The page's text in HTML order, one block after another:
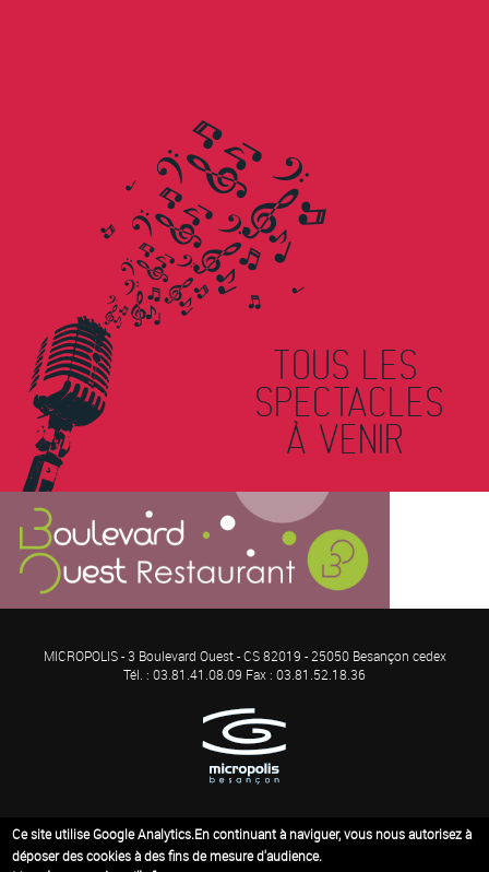
TOUS LES
SPECTACLES
À VENIR
MICROPOLIS - 3 Boulevard Ouest - CS 82019 - 25050 Besançon cedex
Tél. : 03.81.41.08.09 Fax : 03.81.52.18.36
MENTIONS LÉGALES
Ce site utilise Google Analytics.En continuant à naviguer, vous nous autorisez à
déposer des cookies à des fins de mesure d'audience.